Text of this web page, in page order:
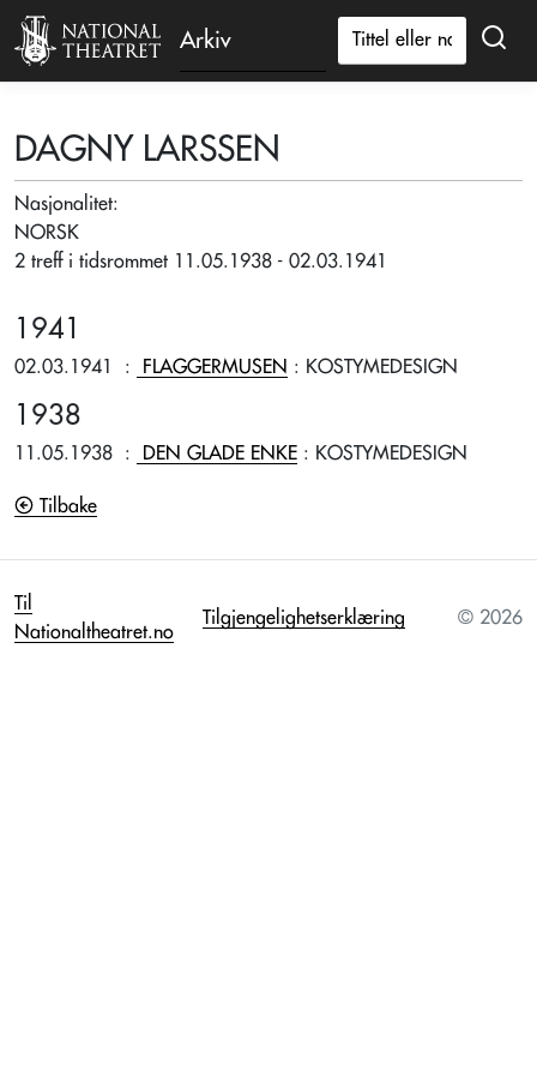
Arkiv
DAGNY LARSSEN
Nasjonalitet:
NORSK
2 treff i tidsrommet 11.05.1938 - 02.03.1941
1941
02.03.1941 : FLAGGERMUSEN : KOSTYMEDESIGN
1938
11.05.1938 : DEN GLADE ENKE : KOSTYMEDESIGN
Tilbake
Til
Nationaltheatret.no
Tilgjengelighetserklæring © 2026